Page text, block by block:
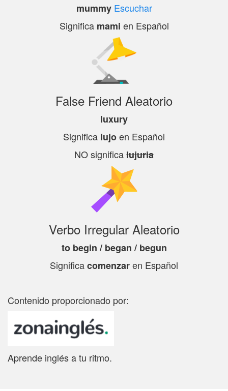
mummy Escuchar
Significa mami en Español
False Friend Aleatorio
luxury
Significa lujoen Español
NO significalujuria
Verbo Irregular Aleatorio
to begin / began / begun
Significacomenzaren Español
Contenido proporcionado por:
Aprende inglés a tu ritmo.